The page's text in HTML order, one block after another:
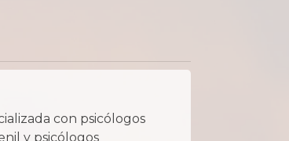
con psicólogos
y psicólogos